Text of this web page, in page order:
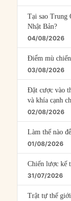
Tại sao Trung
Nhật Bản?
04/08/2026
Điểm mù
03/08/2026
Đặt cược vào
và khía cạnh
02/08/2026
Làm thế nào
01/08/2026
Chiến lược kế
31/07/2026
Trật tự thế